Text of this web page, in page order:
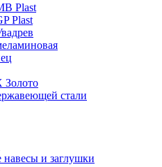
Plast
Plast
стали
и заглушки